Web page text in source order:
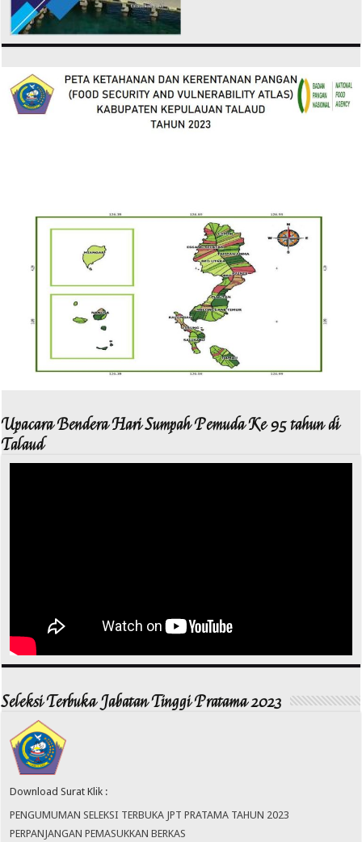
Upacara Bendera Hari Sumpah Pemuda Ke 95 tahun di
Talaud
Seleksi Terbuka Jabatan Tinggi Pratama 2023
Download Surat Klik :
PENGUMUMAN SELEKSI TERBUKA JPT PRATAMA TAHUN 2023
PERPANJANGAN PEMASUKKAN BERKAS